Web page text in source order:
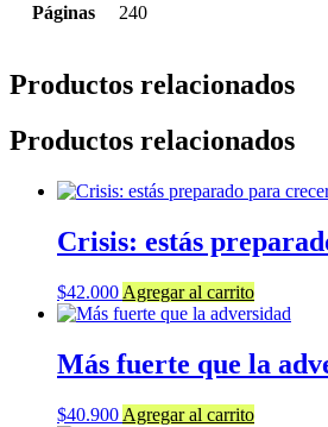
Páginas 240
Productos relacionados
Productos relacionados
Crisis: estás
$42.000 Agregar al carrito
Más fuerte que la
$40.900 Agregar al carrito